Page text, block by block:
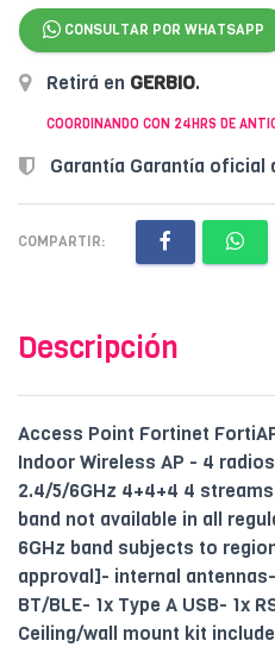
CONSULTAR POR WHATSAPP
Retirá en GERBIO.
COORDINANDO CON 24HRS DE
Garantía Garantía oficial
COMPARTIR:
Descripción
Access Point Fortinet
Indoor Wireless AP - 4
2.4/5/6GHz 4+4+4 4
band not available in all
6GHz band subjects to
approval]- internal
BT/BLE- 1x Type A USB- 1x
Ceiling/wall mount kit